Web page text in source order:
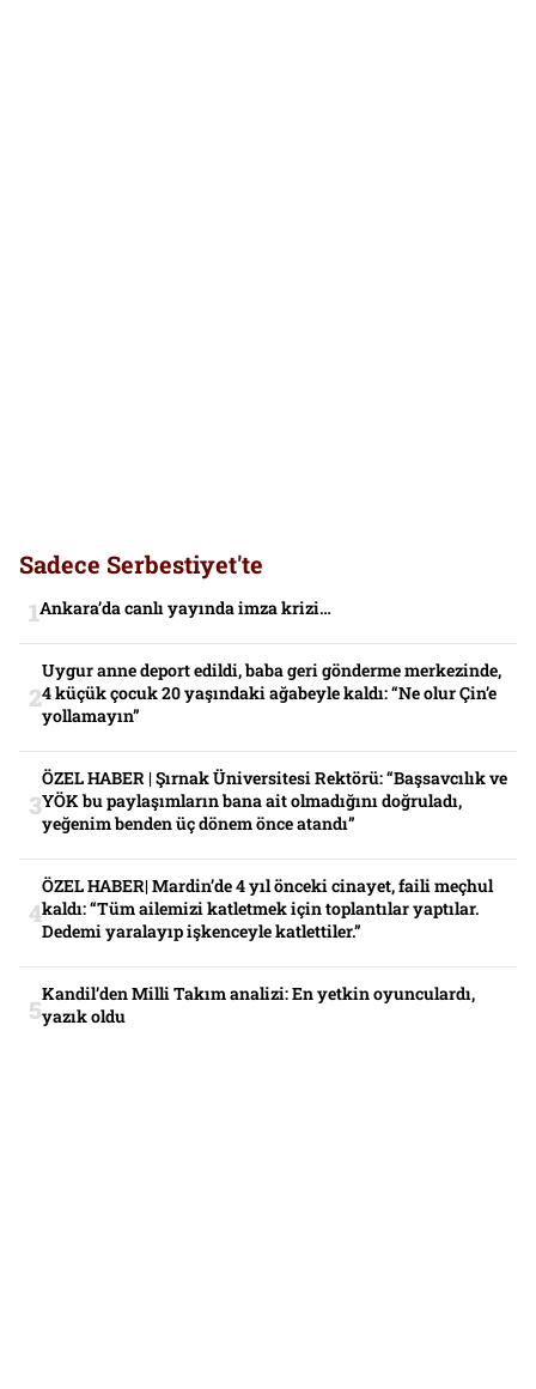
Sadece Serbestiyet'te
Ankara’da canlı yayında imza krizi…
Uygur anne deport edildi, baba geri gönderme merkezinde,
4 küçük çocuk 20 yaşındaki ağabeyle kaldı: “Ne olur Çin’e
yollamayın”
ÖZEL HABER | Şırnak Üniversitesi Rektörü: “Başsavcılık ve
YÖK bu paylaşımların bana ait olmadığını doğruladı,
yeğenim benden üç dönem önce atandı”
ÖZEL HABER| Mardin’de 4 yıl önceki cinayet, faili meçhul
kaldı: “Tüm ailemizi katletmek için toplantılar yaptılar.
Dedemi yaralayıp işkenceyle katlettiler.”
Kandil’den Milli Takım analizi: En yetkin oyunculardı,
yazık oldu